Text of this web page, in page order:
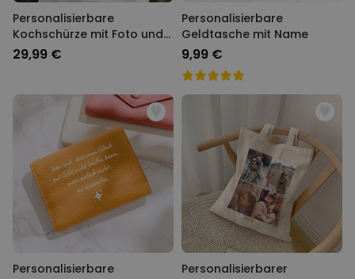
Personalisierbare
Kochschürze mit Foto und
Text
29,99 €
Personalisierbare
Geldtasche mit Name
9,99 €
Personalisierbare
Personalisierbarer